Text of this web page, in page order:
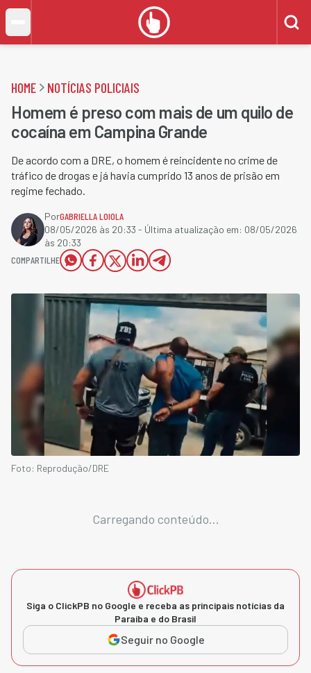
HOME NOTÍCIAS POLICIAIS
Homem é preso com mais de um quilo de
cocaína em Campina Grande
De acordo com a DRE, o homem é reincidente no crime de
tráfico de drogas e já havia cumprido 13 anos de prisão em
regime fechado.
PorGABRIELLA LOIOLA
08/05/2026 às 20:33 - Última atualização em: 08/05/2026
às 20:33
COMPARTILHE
Foto: Reprodução/DRE
Carregando conteúdo...
Siga o ClickPB no Google e receba as principais notícias da
Paraíba e do Brasil
Seguir no Google